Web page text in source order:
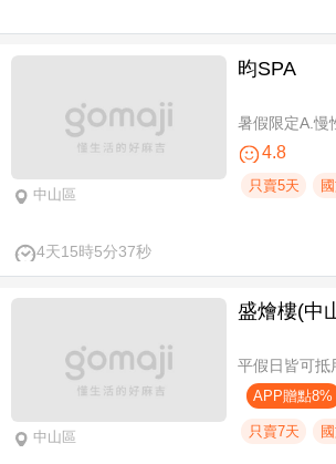
中山區
昀SPA
4.8
只賣5天
4天15時5分36秒
中山區
盛燴樓(中
平假日皆可抵
APP贈點8%
只賣7天